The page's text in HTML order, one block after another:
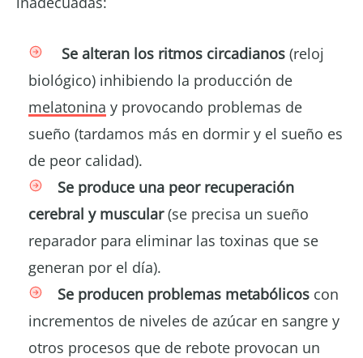
Se alteran los ritmos circadianos (reloj
biológico) inhibiendo la producción de
melatonina y provocando problemas de
sueño (tardamos más en dormir y el sueño es
de peor calidad).
Se produce una peor recuperación
cerebral y muscular(se precisa un sueño
reparador para eliminar las toxinas que se
generan por el día).
Se producen problemas metabólicos con
incrementos de niveles de azúcar en sangre y
otros procesos que de rebote provocan un